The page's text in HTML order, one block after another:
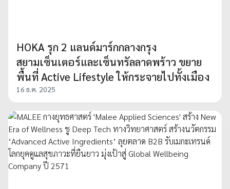
HOKA รุก 2 แลนด์มาร์กกลางกรุง
สยามเซ็นเตอร์และเซ็นทรัลลาดพร้าว ขยาย
พื้นที่ Active Lifestyle ให้กระจายไปทั้งเมือง
16 ธ.ค. 2025